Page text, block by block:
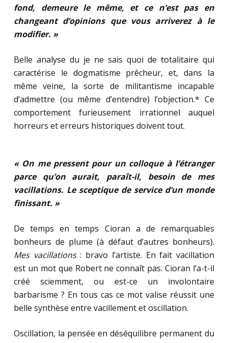
fond, demeure le même, et ce n’est pas en
changeant d’opinions que vous arriverez à le
modifier. »
Belle analyse du je ne sais quoi de totalitaire qui
caractérise le dogmatisme prêcheur, et, dans la
même veine, la sorte de militantisme incapable
d’admettre (ou même d’entendre) l’objection.* Ce
comportement furieusement irrationnel auquel
horreurs et erreurs historiques doivent tout.
« On me pressent pour un colloque à l’étranger
parce qu’on aurait, paraît-il, besoin de mes
vacillations. Le sceptique de service d’un monde
finissant. »
De temps en temps Cioran a de remarquables
bonheurs de plume (à défaut d’autres bonheurs).
Mes vacillations: bravo l’artiste. En fait vacillation
est un mot que Robert ne connaît pas. Cioran l’a-t-il
créé sciemment, ou est-ce un involontaire
barbarisme ? En tous cas ce mot valise réussit une
belle synthèse entre vacillement et oscillation.
Oscillation, la pensée en déséquilibre permanent du